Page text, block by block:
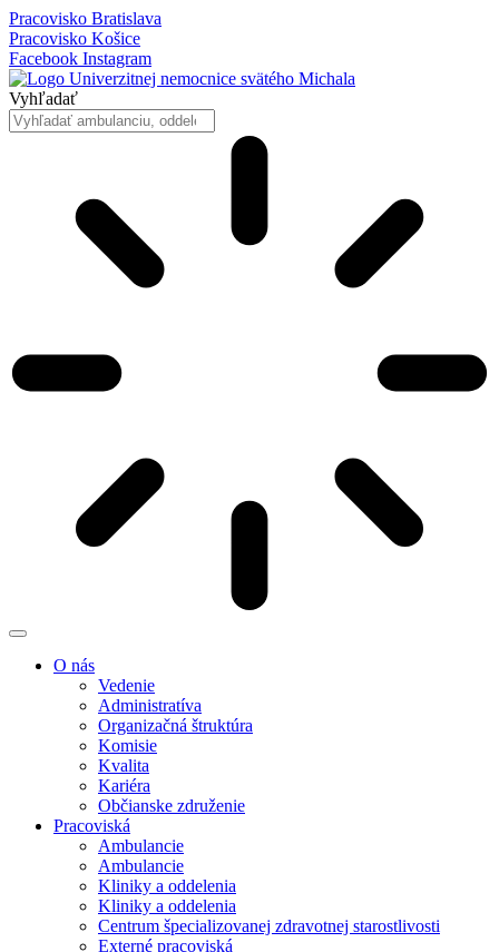
Preskočiť
na
obsah
Pracovisko Bratislava
Pracovisko Košice
Facebook Instagram
Vyhľadať
O nás
Vedenie
Administratíva
Organizačná štruktúra
Komisie
Kvalita
Kariéra
Občianske združenie
Pracoviská
Ambulancie
Ambulancie
Kliniky a oddelenia
Kliniky a oddelenia
Centrum špecializovanej zdravotnej starostlivosti
Externé pracoviská